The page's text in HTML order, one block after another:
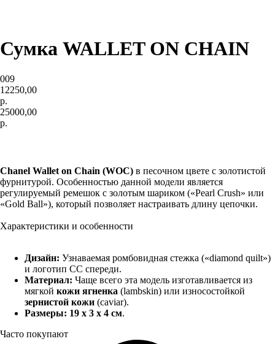
Сумка WALLET ON CHAIN
009
12250,00
р.
25000,00
р.
Chanel Wallet on Chain (WOC) в песочном цвете с золотистой
фурнитурой. Особенностью данной модели является
регулируемый ремешок с золотым шариком («Pearl Crush» или
«Gold Ball»), который позволяет настраивать длину цепочки.
Характеристики и особенности
Дизайн: Узнаваемая ромбовидная стежка («diamond quilt»)
и логотип CC спереди.
Материал: Чаще всего эта модель изготавливается из
мягкой кожи ягненка (lambskin) или износостойкой
зернистой кожи (caviar).
Размеры: 19 x 3 x 4 см.
Часто покупают